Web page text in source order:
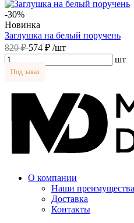
-30%
Новинка
Заглушка на белый поручень
820 ₽574 ₽ /шт
шт
Под заказ
О компании
Наши преимущества
Доставка
Контакты